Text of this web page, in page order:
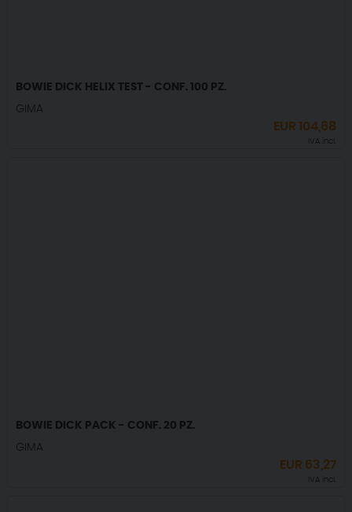
BOWIE DICK HELIX TEST - CONF. 100 PZ.
GIMA
EUR104,68
IVA incl.
BOWIE DICK PACK - CONF. 20 PZ.
GIMA
EUR 63,27
IVA incl.